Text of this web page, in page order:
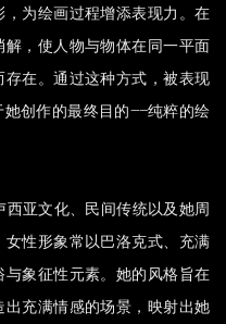
为绘画过程增添表现力。在
，使人物与物体在同一平面
在。通过这种方式，被表现
创作的最终目的——纯粹的绘
亚文化、民间传统以及她周
性形象常以巴洛克式、充满
象征性元素。她的风格旨在
充满情感的场景，映射出她